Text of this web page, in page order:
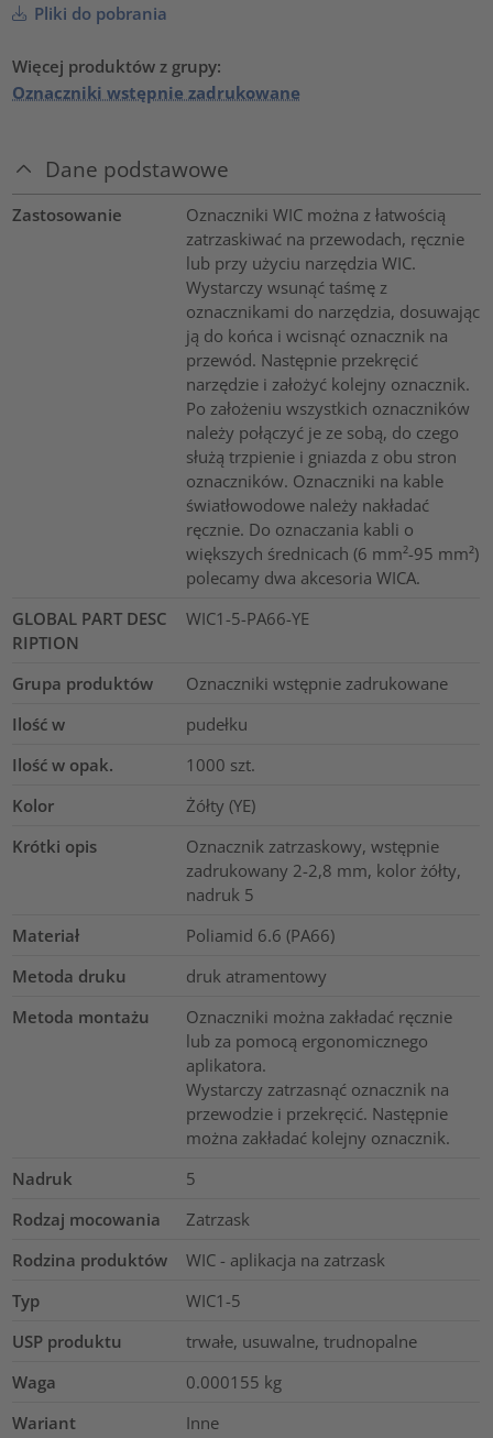
Pliki do pobrania
Więcej produktów z grupy:
Oznaczniki wstępnie zadrukowane
Dane podstawowe
Zastosowanie
Oznaczniki WIC można z łatwością
zatrzaskiwać na przewodach, ręcznie
lub przy użyciu narzędzia WIC.
Wystarczy wsunąć taśmę z
oznacznikami do narzędzia, dosuwając
ją do końca i wcisnąć oznacznik na
przewód. Następnie przekręcić
narzędzie i założyć kolejny oznacznik.
Po założeniu wszystkich oznaczników
należy połączyć je ze sobą, do czego
służą trzpienie i gniazda z obu stron
oznaczników. Oznaczniki na kable
światłowodowe należy nakładać
ręcznie. Do oznaczania kabli o
większych średnicach (6 mm²-95 mm²)
polecamy dwa akcesoria WICA.
GLOBAL PART DESC
RIPTION
WIC1-5-PA66-YE
Grupa produktów
Oznaczniki wstępnie zadrukowane
Ilość w
pudełku
Ilość w opak.
1000 szt.
Kolor
Żółty (YE)
Krótki opis
Oznacznik zatrzaskowy, wstępnie
zadrukowany 2-2,8 mm, kolor żółty,
nadruk 5
Materiał
Poliamid 6.6 (PA66)
Metoda druku
druk atramentowy
Metoda montażu
Oznaczniki można zakładać ręcznie
lub za pomocą ergonomicznego
aplikatora.
Wystarczy zatrzasnąć oznacznik na
przewodzie i przekręcić. Następnie
można zakładać kolejny oznacznik.
Nadruk
5
Rodzaj mocowania
Zatrzask
Rodzina produktów
WIC - aplikacja na zatrzask
Typ
WIC1-5
USP produktu
trwałe, usuwalne, trudnopalne
Waga
0.000155 kg
Wariant
Inne